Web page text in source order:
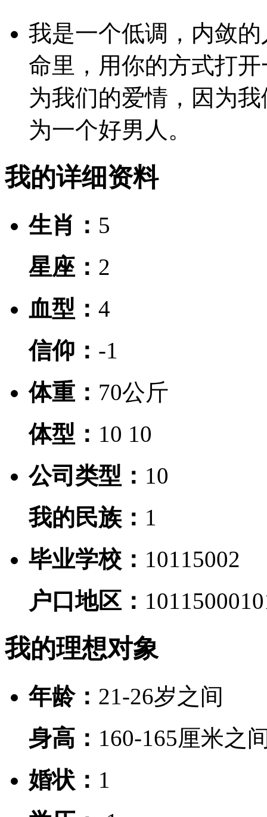
我是一个低调，内敛
命里，用你的方式打
为我们的爱情，因为
为一个好男人。
我的详细资料
生肖： 5
星座： 2
血型： 4
信仰： -1
体重： 70公斤
体型： 10 10
公司类型： 10
我的民族： 1
毕业学校： 10115002
户口地区： 10115000
我的理想对象
年龄： 21-26岁之间
身高： 160-165厘米之
婚状： 1